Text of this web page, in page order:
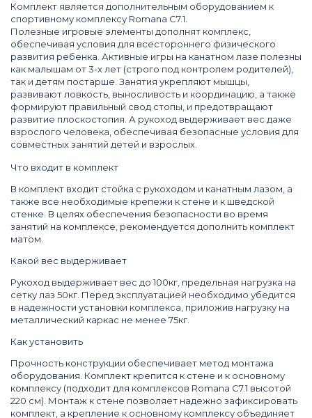
Комплект является дополнительным оборудованием к
спортивному комплексу Romana С7.1.
Полезные игровые элементы дополнят комплекс,
обеспечивая условия для всестороннего физического
развития ребенка. Активные игры на канатном лазе полезны
как малышам от 3-х лет (строго под контролем родителей),
так и детям постарше. Занятия укрепляют мышцы,
развивают ловкость, выносливость и координацию, а также
формируют правильный свод стопы, и предотвращают
развитие плоскостопия. А рукоход выдерживает вес даже
взрослого человека, обеспечивая безопасные условия для
совместных занятий детей и взрослых.
Что входит в комплект
В комплект входит стойка с рукоходом и канатным лазом, а
также все необходимые крепежи к стене и к шведской
стенке. В целях обеспечения безопасности во время
занятий на комплексе, рекомендуется дополнить комплект
матом.
Какой вес выдерживает
Рукоход выдерживает вес до 100кг, предельная нагрузка на
сетку лаз 50кг. Перед эксплуатацией необходимо убедится
в надежности установки комплекса, приложив нагрузку на
металлический каркас не менее 75кг.
Как установить
Прочность конструкции обеспечивает метод монтажа
оборудования. Комплект крепится к стене и к основному
комплексу (подходит для комплексов Romana С7.1 высотой
220 см). Монтаж к стене позволяет надежно зафиксировать
комплект, а крепление к основному комплексу объединяет